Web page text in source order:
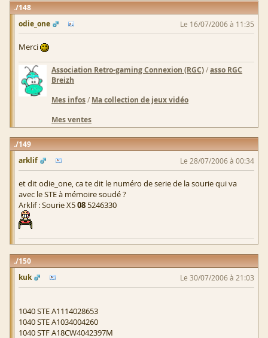
148
odie_one
Le 16/07/2006 à 11:35
Merci
Association Retro-gaming Connexion (RGC)/asso RGC
Breizh
Mes infos/ Ma collection de jeux vidéo
Mes ventes
149
arklif
Le 28/07/2006 à 00:34
et dit odie_one, ca te dit le numéro de serie de la sourie qui va
avec le STE à mémoire soudé ?
Arklif : Sourie X508 5246330
150
kuk
Le 30/07/2006 à 21:03
1040 STE A1114028653
1040 STE A1034004260
1040 STF A18CW4042397M